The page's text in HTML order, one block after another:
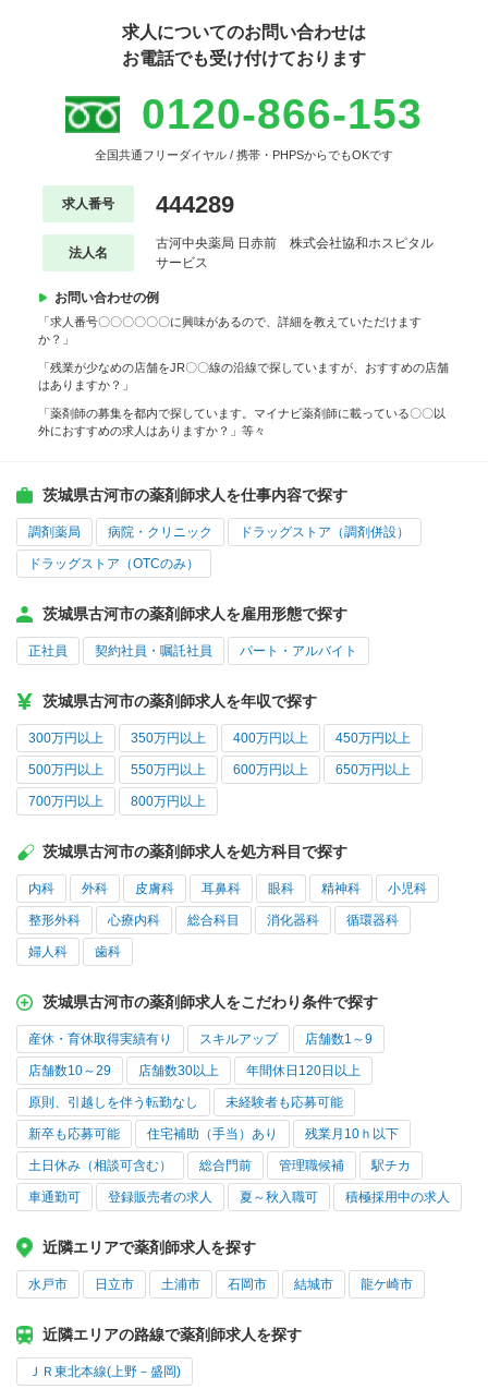
求人についてのお問い合わせは
お電話でも受け付けております
0120-866-153
全国共通フリーダイヤル / 携帯・PHPSからでもOKです
求人番号 444289
法人名
古河中央薬局 日赤前 株式会社協和ホスピタル
サービス
お問い合わせの例
「求人番号〇〇〇〇〇〇に興味があるので、詳細を教えていただけます
か？」
「残業が少なめの店舗をJR〇〇線の沿線で探していますが、おすすめの店舗
はありますか？」
「薬剤師の募集を都内で探しています。マイナビ薬剤師に載っている〇〇以
外におすすめの求人はありますか？」等々
茨城県古河市の薬剤師求人を仕事内容で探す
調剤薬局 病院・クリニック ドラッグストア（調剤併設）
ドラッグストア（OTCのみ）
茨城県古河市の薬剤師求人を雇用形態で探す
正社員 契約社員・嘱託社員 パート・アルバイト
茨城県古河市の薬剤師求人を年収で探す
300万円以上 350万円以上 400万円以上 450万円以上
500万円以上 550万円以上 600万円以上 650万円以上
700万円以上 800万円以上
茨城県古河市の薬剤師求人を処方科目で探す
内科 外科 皮膚科 耳鼻科 眼科 精神科 小児科
整形外科 心療内科 総合科目 消化器科 循環器科
婦人科 歯科
茨城県古河市の薬剤師求人をこだわり条件で探す
産休・育休取得実績有り スキルアップ 店舗数1～9
店舗数10～29 店舗数30以上 年間休日120日以上
原則、引越しを伴う転勤なし 未経験者も応募可能
新卒も応募可能 住宅補助（手当）あり 残業月10ｈ以下
土日休み（相談可含む） 総合門前 管理職候補 駅チカ
車通勤可 登録販売者の求人 夏～秋入職可 積極採用中の求人
近隣エリアで薬剤師求人を探す
水戸市 日立市 土浦市 石岡市 結城市 龍ケ崎市
近隣エリアの路線で薬剤師求人を探す
ＪＲ東北本線(上野－盛岡)